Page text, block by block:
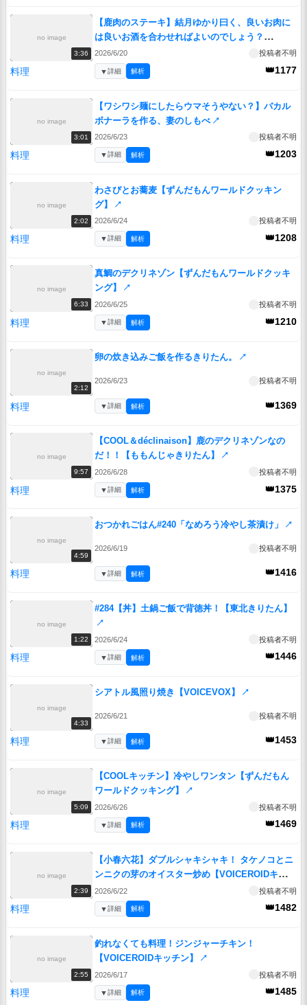
no image
3:36
【鹿肉のステーキ】結月ゆかり曰く、良いお肉に
は良いお酒を合わせればよいのでしょう？
【VOICEROIDキッチン】
2026/6/20 投稿者不明
料理 👑1177
▼詳細 解析
no image
3:01
【ワシワシ麺にしたらウマそうやない？】バカル
ボナーラを作る、妻のしもべ ↗
2026/6/23 投稿者不明
料理 👑1203
▼詳細 解析
no image
2:02
わさびとお蕎麦【ずんだもんワールドクッキン
グ】
↗
2026/6/24 投稿者不明
料理 👑1208
▼詳細 解析
no image
6:33
真鯛のデクリネゾン【ずんだもんワールドクッキ
ング】
↗
2026/6/25 投稿者不明
料理 👑1210
▼詳細 解析
no image
2:12
卵の炊き込みご飯を作るきりたん。 ↗
2026/6/23 投稿者不明
料理 👑1369
▼詳細 解析
no image
9:57
【COOL＆déclinaison】鹿のデクリネゾンなの
だ！！【ももんじゃきりたん】
↗
2026/6/28 投稿者不明
料理 👑1375
▼詳細 解析
no image
4:59
おつかれごはん#240「なめろう冷やし茶漬け」 ↗
2026/6/19 投稿者不明
料理 👑1416
▼詳細 解析
no image
1:22
#284【丼】土鍋ご飯で背徳丼！【東北きりたん】
↗
2026/6/24 投稿者不明
料理 👑1446
▼詳細 解析
no image
4:33
シアトル風照り焼き【VOICEVOX】 ↗
2026/6/21 投稿者不明
料理 👑1453
▼詳細 解析
no image
5:09
【COOLキッチン】冷やしワンタン【ずんだもん
ワールドクッキング】
↗
2026/6/26 投稿者不明
料理 👑1469
▼詳細 解析
no image
2:39
【小春六花】ダブルシャキシャキ！ タケノコとニ
ンニクの芽のオイスター炒め【VOICEROIDキッチ
ン】↗
2026/6/22 投稿者不明
料理 👑1482
▼詳細 解析
no image
2:55
釣れなくても料理！ジンジャーチキン！
【VOICEROIDキッチン】
↗
2026/6/17 投稿者不明
料理 👑1485
▼詳細 解析